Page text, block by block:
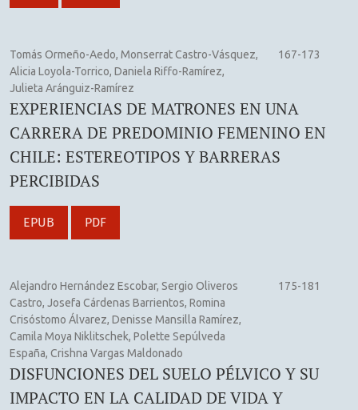
Tomás Ormeño-Aedo, Monserrat Castro-Vásquez,
Alicia Loyola-Torrico, Daniela Riffo-Ramírez,
Julieta Aránguiz-Ramírez
167-173
EXPERIENCIAS DE MATRONES EN UNA
CARRERA DE PREDOMINIO FEMENINO EN
CHILE: ESTEREOTIPOS Y BARRERAS
PERCIBIDAS
EPUB PDF
Alejandro Hernández Escobar, Sergio Oliveros
Castro, Josefa Cárdenas Barrientos, Romina
Crisóstomo Álvarez, Denisse Mansilla Ramírez,
Camila Moya Niklitschek, Polette Sepúlveda
España, Crishna Vargas Maldonado
175-181
DISFUNCIONES DEL SUELO PÉLVICO Y SU
IMPACTO EN LA CALIDAD DE VIDA Y